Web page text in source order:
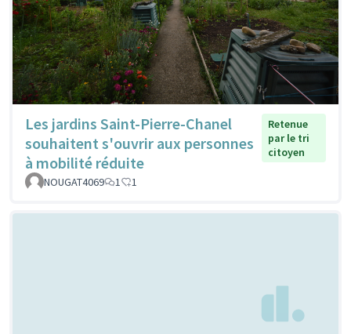
Les jardins Saint-Pierre-Chanel
souhaitent s'ouvrir aux personnes
à mobilité réduite
Retenue
par le tri
citoyen
NOUGAT4069 1 1